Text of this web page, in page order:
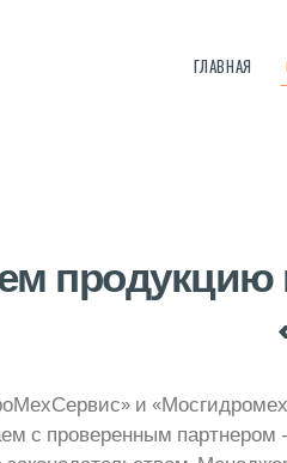
ГЛАВНАЯ
О НАС
ЦЕНЫ
FAQ
КОНТАКТЫ
продукцию
и
с проверенным